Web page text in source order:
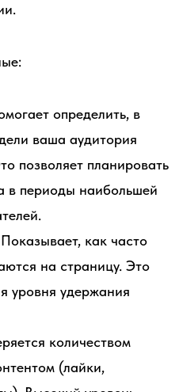
определить, в
ваша аудитория
позволяет планировать
в периоды наибольшей
как часто
на страницу. Это
уровня удержания
количеством
(лайки,